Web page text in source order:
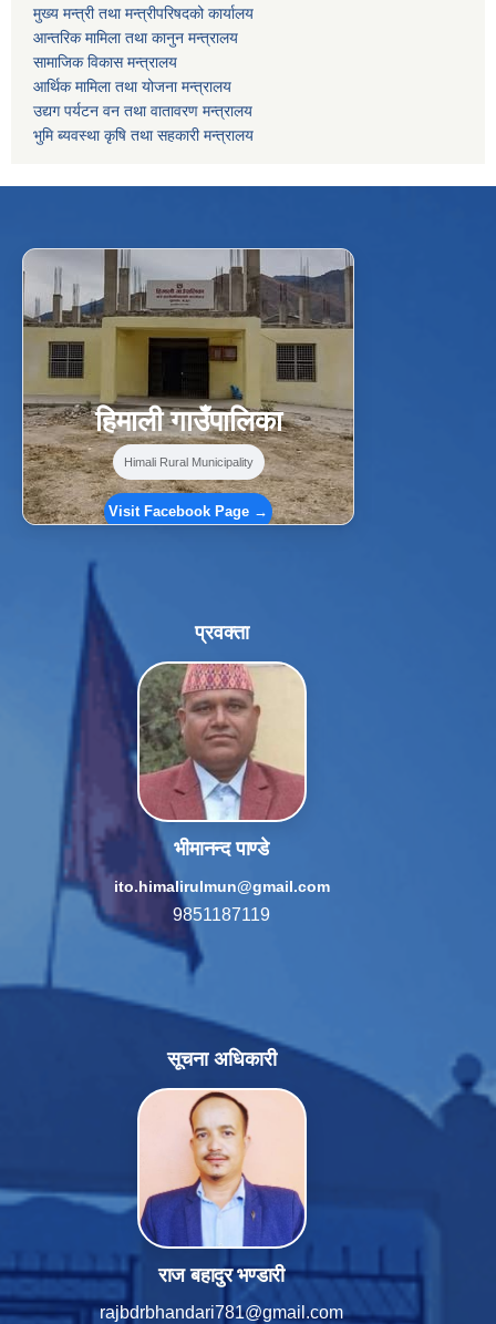
मुख्य मन्त्री तथा मन्त्रीपरिषदको कार्यालय
आन्तरिक मामिला तथा कानुन मन्त्रालय
सामाजिक विकास मन्त्रालय
आर्थिक मामिला तथा योजना मन्त्रालय
उद्यग पर्यटन वन तथा वातावरण मन्त्रालय
भुमि ब्यवस्था कृषि तथा सहकारी मन्त्रालय
f Facebook ⋯
हिमाली गाउँपालिका
Himali Rural Municipality
Visit Facebook Page →
प्रवक्ता
भीमानन्द पाण्डे
ito.himalirulmun@gmail.com
9851187119
सूचना अधिकारी
राज बहादुर भण्डारी
rajbdrbhandari781@gmail.com